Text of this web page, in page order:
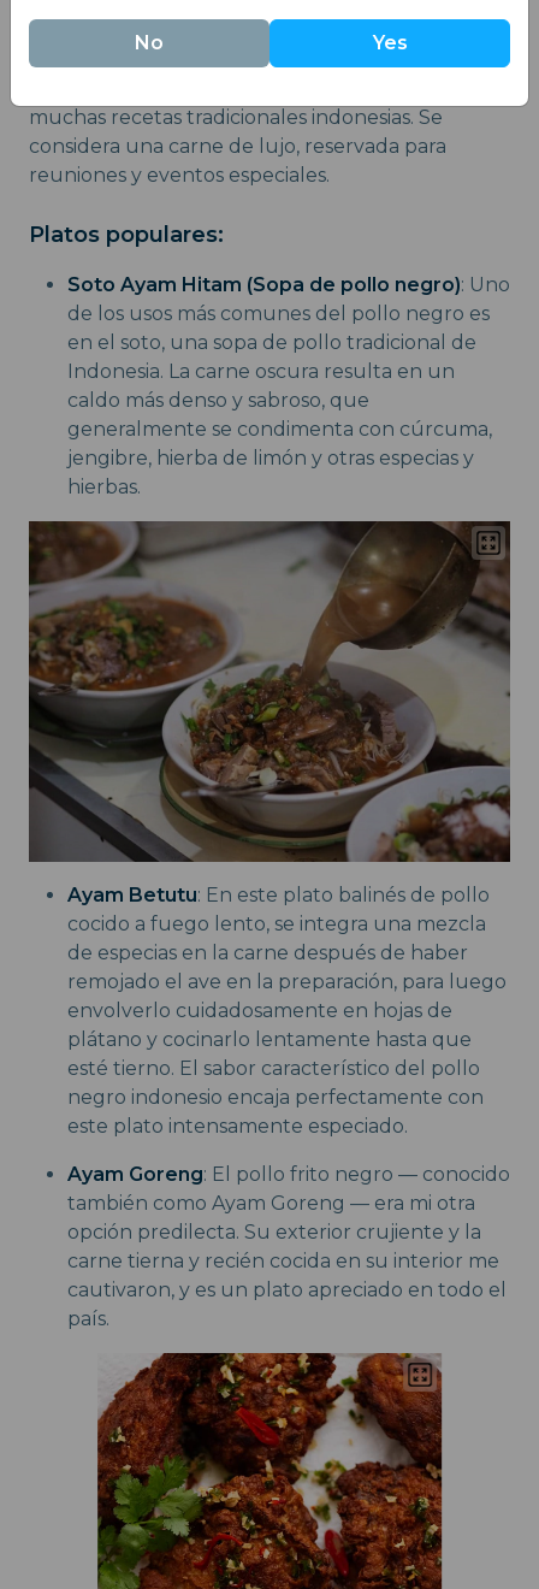
posee un sabor profundo, intenso y ligeramente
salvaje, junto a una textura tierna. Absorbe los
muchas recetas tradicionales indonesias. Se
considera una carne de lujo, reservada para
reuniones y eventos especiales.
Platos populares:
Soto Ayam Hitam (Sopa de pollo negro): Uno
de los usos más comunes del pollo negro es
en el soto, una sopa de pollo tradicional de
Indonesia. La carne oscura resulta en un
caldo más denso y sabroso, que
generalmente se condimenta con cúrcuma,
jengibre, hierba de limón y otras especias y
hierbas.
Ayam Betutu: En este plato balinés de pollo
cocido a fuego lento, se integra una mezcla
de especias en la carne después de haber
remojado el ave en la preparación, para luego
envolverlo cuidadosamente en hojas de
plátano y cocinarlo lentamente hasta que
esté tierno. El sabor característico del pollo
negro indonesio encaja perfectamente con
este plato intensamente especiado.
Ayam Goreng: El pollo frito negro — conocido
también como Ayam Goreng — era mi otra
opción predilecta. Su exterior crujiente y la
carne tierna y recién cocida en su interior me
cautivaron, y es un plato apreciado en todo el
país.
No Yes